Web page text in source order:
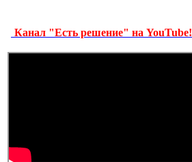
Канал "Есть решение" на YouTube!